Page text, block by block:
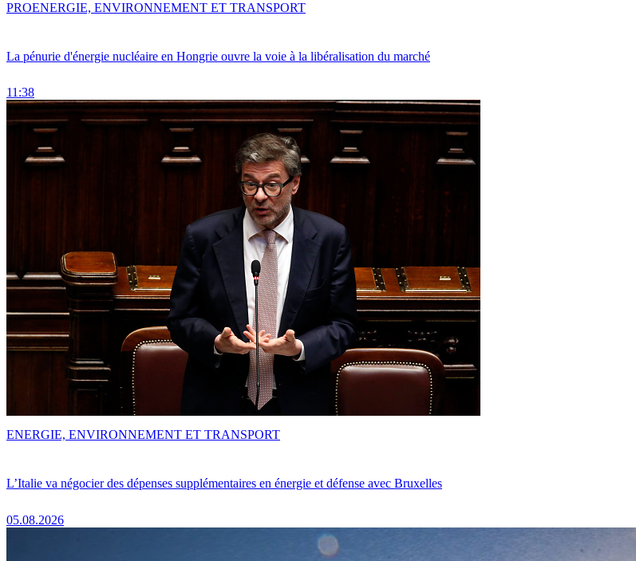
La pénurie d'énergie nucléaire en Hongrie ouvre la voie à la libéralisation du marché
11:38
PROENERGIE, ENVIRONNEMENT ET TRANSPORT
L’Italie va négocier des dépenses supplémentaires en énergie et défense avec Bruxelles
05.08.2026
ENERGIE, ENVIRONNEMENT ET TRANSPORT